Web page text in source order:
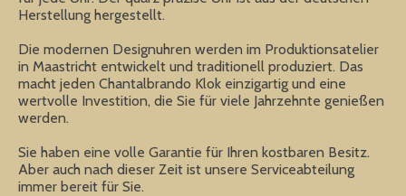
Herstellung hergestellt.
Die modernen Designuhren werden im Produktionsatelier
in Maastricht entwickelt und traditionell produziert. Das
macht jeden Chantalbrando Klok einzigartig und eine
wertvolle Investition, die Sie für viele Jahrzehnte genießen
werden.
Sie haben eine volle Garantie für Ihren kostbaren Besitz.
Aber auch nach dieser Zeit ist unsere Serviceabteilung
immer bereit für Sie.